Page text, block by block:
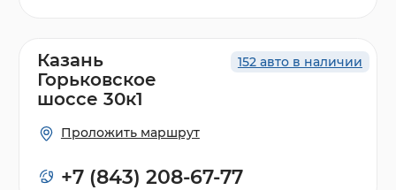
152 авто в наличии
Казань
Горьковское
шоссе 30к1
Проложить маршрут
+7 (843) 208-67-77